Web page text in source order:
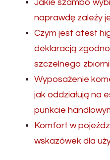
Jakie szambo
naprawdę zależy
Czym jest atest
deklaracją
szczelnego
Wyposażenie
jak oddziałują na
punkcie
Komfort w
wskazówek dla